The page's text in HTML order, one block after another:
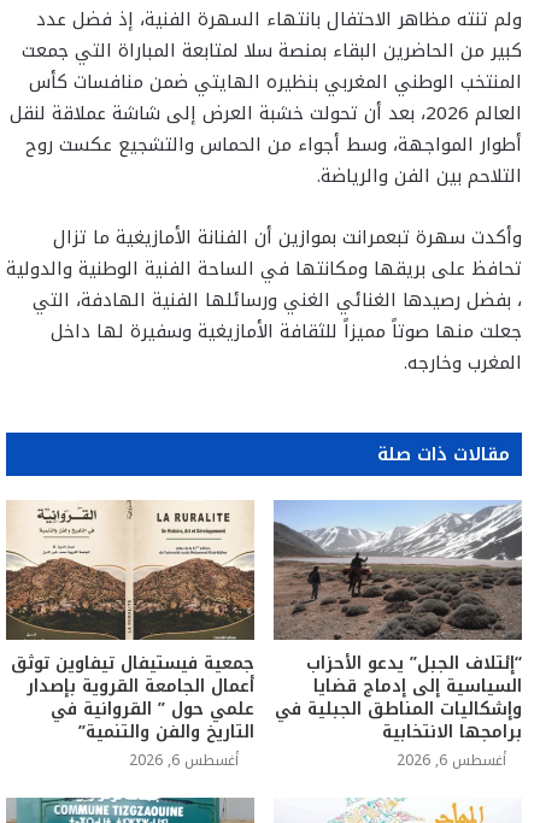
ولم تنته مظاهر الاحتفال بانتهاء السهرة الفنية، إذ فضل عدد
كبير من الحاضرين البقاء بمنصة سلا لمتابعة المباراة التي جمعت
المنتخب الوطني المغربي بنظيره الهايتي ضمن منافسات كأس
العالم 2026، بعد أن تحولت خشبة العرض إلى شاشة عملاقة لنقل
أطوار المواجهة، وسط أجواء من الحماس والتشجيع عكست روح
التلاحم بين الفن والرياضة.
وأكدت سهرة تبعمرانت بموازين أن الفنانة الأمازيغية ما تزال
تحافظ على بريقها ومكانتها في الساحة الفنية الوطنية والدولية
، بفضل رصيدها الغنائي الغني ورسائلها الفنية الهادفة، التي
جعلت منها صوتاً مميزاً للثقافة الأمازيغية وسفيرة لها داخل
المغرب وخارجه.
مقالات ذات صلة
“إئتلاف الجبل” يدعو الأحزاب
السياسية إلى إدماج قضايا
وإشكاليات المناطق الجبلية في
برامجها الانتخابية
أغسطس 6, 2026
جمعية فيستيفال تيفاوين توثق
أعمال الجامعة القروية بإصدار
علمي حول ” القروانية في
التاريخ والفن والتنمية”
أغسطس 6, 2026